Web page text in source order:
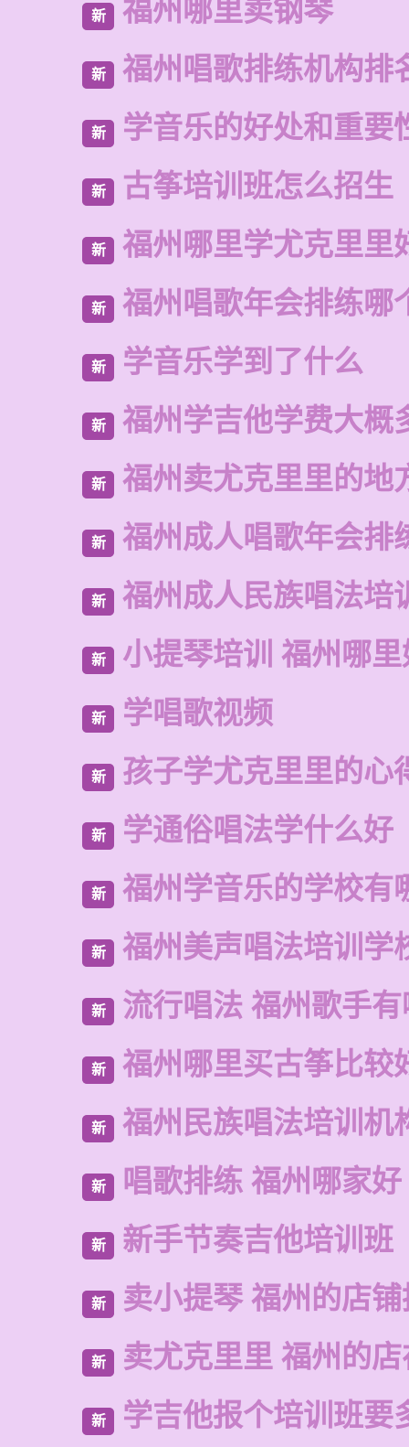
新 福州哪里卖钢琴
新 福州唱歌排练机构排
新 学音乐的好处和重要
新 古筝培训班怎么招生
新 福州哪里学尤克里里
新 福州唱歌年会排练哪
新 学音乐学到了什么
新 福州学吉他学费大概
新 福州卖尤克里里的地
新 福州成人唱歌年会排
新 福州成人民族唱法培
新 小提琴培训 福州哪
新 学唱歌视频
新 孩子学尤克里里的心
新 学通俗唱法学什么好
新 福州学音乐的学校有
新 福州美声唱法培训学
新 流行唱法 福州歌手
新 福州哪里买古筝比较
新 福州民族唱法培训机
新 唱歌排练 福州哪家好
新 新手节奏吉他培训班
新 卖小提琴 福州的店
新 卖尤克里里 福州的
新 学吉他报个培训班要